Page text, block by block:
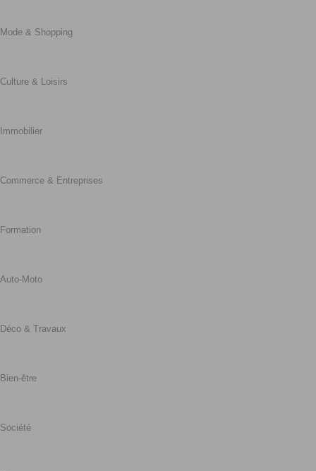
Mode & Shopping
Culture & Loisirs
Immobilier
Commerce & Entreprises
Formation
Auto-Moto
Déco & Travaux
Bien-être
Société